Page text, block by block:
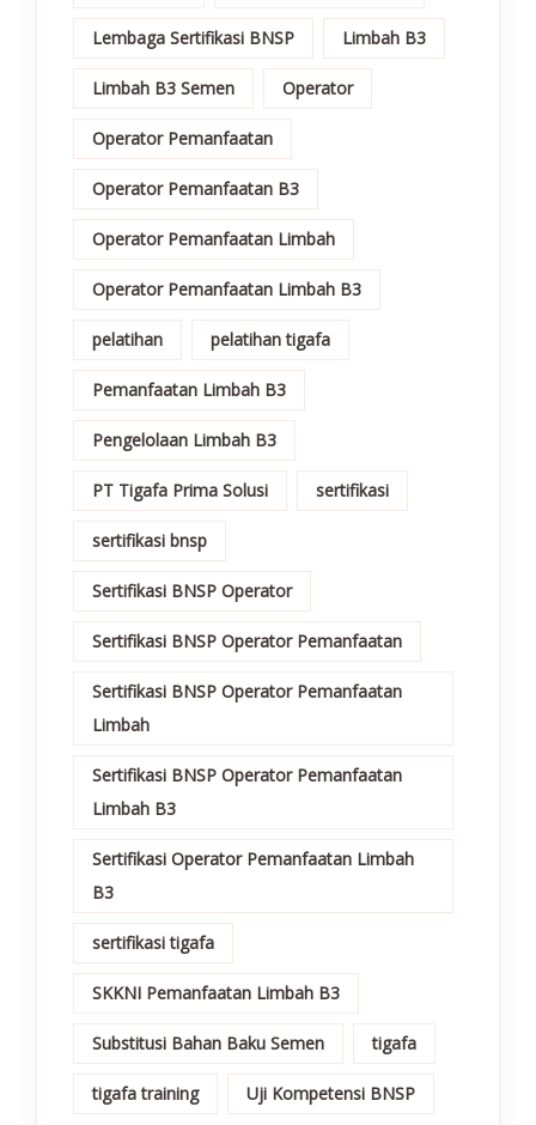
Lembaga Sertifikasi BNSP Limbah B3
Limbah B3 Semen Operator
Operator Pemanfaatan
Operator Pemanfaatan B3
Operator Pemanfaatan Limbah
Operator Pemanfaatan Limbah B3
pelatihan pelatihan tigafa
Pemanfaatan Limbah B3
Pengelolaan Limbah B3
PT Tigafa Prima Solusi sertifikasi
sertifikasi bnsp
Sertifikasi BNSP Operator
Sertifikasi BNSP Operator Pemanfaatan
Sertifikasi BNSP Operator Pemanfaatan
Limbah
Sertifikasi BNSP Operator Pemanfaatan
Limbah B3
Sertifikasi Operator Pemanfaatan Limbah
B3
sertifikasi tigafa
SKKNI Pemanfaatan Limbah B3
Substitusi Bahan Baku Semen tigafa
tigafa training Uji Kompetensi BNSP